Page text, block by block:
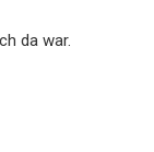
da war.